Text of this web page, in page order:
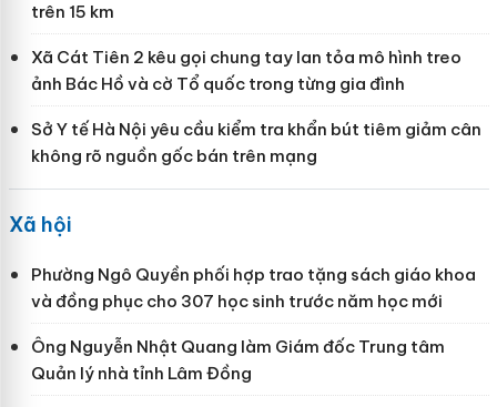
trên 15 km
Xã Cát Tiên 2 kêu gọi chung tay lan tỏa mô hình treo
ảnh Bác Hồ và cờ Tổ quốc trong từng gia đình
Sở Y tế Hà Nội yêu cầu kiểm tra khẩn bút tiêm giảm cân
không rõ nguồn gốc bán trên mạng
Xã hội
Phường Ngô Quyền phối hợp trao tặng sách giáo khoa
và đồng phục cho 307 học sinh trước năm học mới
Ông Nguyễn Nhật Quang làm Giám đốc Trung tâm
Quản lý nhà tỉnh Lâm Đồng